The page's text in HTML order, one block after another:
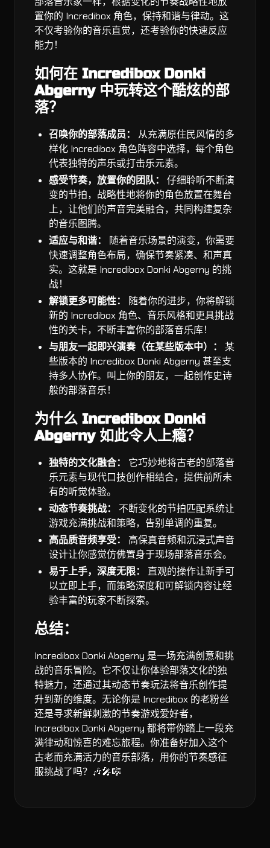
置你的 Incredibox 角色，保持和谐与律动。这
不仅考验你的音乐直觉，还考验你的快速反应
能力！
如何在 Incredibox Donki
Abgerny 中玩转这个酷炫的部
落？
召唤你的部落成员：
从充满原住民风情的多
样化 Incredibox 角色阵容中选择，每个角色
代表独特的声乐或打击乐元素。
感受节奏，放置你的团队：
仔细聆听不断演
变的节拍，战略性地将你的角色放置在舞台
上，让他们的声音完美融合，共同构建复杂
的音乐图腾。
适应与和谐：
随着音乐场景的演变，你需要
快速调整角色布局，确保节奏紧凑、和声真
实。这就是 Incredibox Donki Abgerny 的挑
战！
解锁更多可能性：
随着你的进步，你将解锁
新的 Incredibox 角色、音乐风格和更具挑战
性的关卡，不断丰富你的部落音乐库！
与朋友一起即兴演奏（在某些版本中）：
某
些版本的 Incredibox Donki Abgerny 甚至支
持多人协作。叫上你的朋友，一起创作史诗
般的部落音乐！
为什么 Incredibox Donki
Abgerny 如此令人上瘾？
独特的文化融合：
它巧妙地将古老的部落音
乐元素与现代口技创作相结合，提供前所未
有的听觉体验。
动态节奏挑战：
不断变化的节拍匹配系统让
游戏充满挑战和策略，告别单调的重复。
高品质音频享受：
高保真音频和沉浸式声音
设计让你感觉仿佛置身于现场部落音乐会。
易于上手，深度无限：
直观的操作让新手可
以立即上手，而策略深度和可解锁内容让经
验丰富的玩家不断探索。
总结：
Incredibox Donki Abgerny 是一场充满创意和挑
战的音乐冒险。它不仅让你体验部落文化的独
特魅力，还通过其动态节奏玩法将音乐创作提
升到新的维度。无论你是 Incredibox 的老粉丝
还是寻求新鲜刺激的节奏游戏爱好者，
Incredibox Donki Abgerny 都将带你踏上一段充
满律动和惊喜的难忘旅程。你准备好加入这个
古老而充满活力的音乐部落，用你的节奏感征
服挑战了吗？🎶🎤🎼